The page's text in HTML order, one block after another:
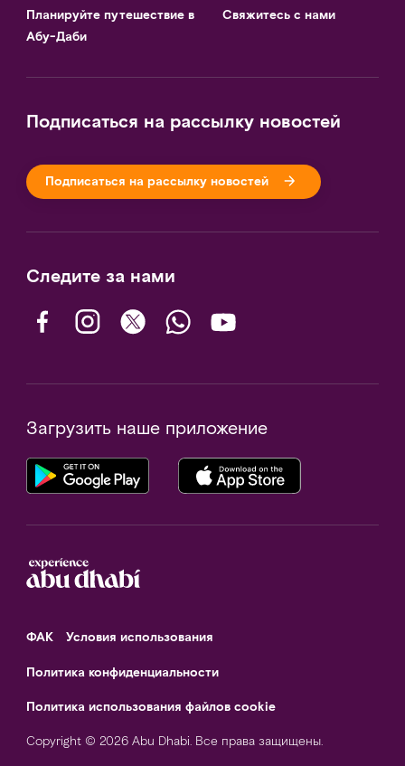
Планируйте путешествие в
Абу-Даби
Свяжитесь с нами
Подписаться на рассылку новостей
Подписаться на рассылку новостей
Следите за нами
Загрузить наше приложение
ФАК Условия использования
Политика конфиденциальности
Политика использования файлов cookie
Copyright © 2026 Abu Dhabi. Все права защищены.